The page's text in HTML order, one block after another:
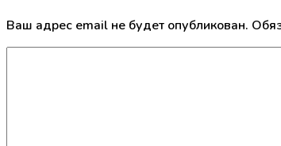
Ваш адрес email не будет опубликован.